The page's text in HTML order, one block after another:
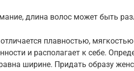
длина волос может быть
плавностью,
и располагает к себе.
ширине. Придать образу